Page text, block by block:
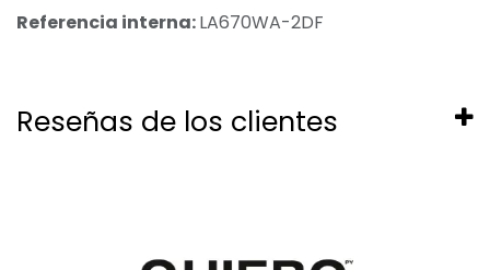
Referencia interna:LA670WA-2DF
Reseñas de los clientes